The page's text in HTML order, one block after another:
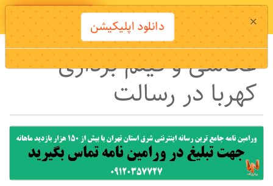
دانلود اپلیکیشن
عکاسی و فیلم برداری
کهربا در رسالت
× دانلود اپلیکیشن